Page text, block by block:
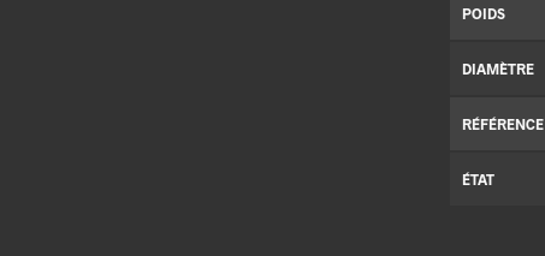
POIDS
DIAMÈTRE
RÉFÉRENCE
ÉTAT